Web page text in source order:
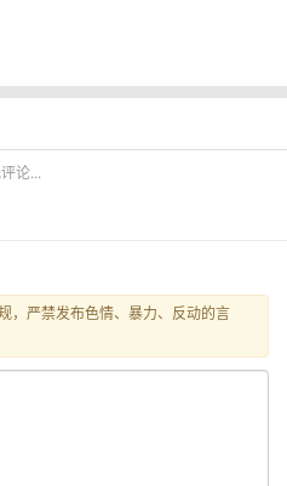
论...
，严禁发布色情、暴力、反动的言